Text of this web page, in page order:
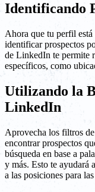
Identificando
Ahora que tu perfil está
identificar prospectos
de LinkedIn te permite
específicos, como
Utilizando la
LinkedIn
Aprovecha los filtros
encontrar prospectos
búsqueda en base a
y más. Esto te ayudará
a las posiciones para